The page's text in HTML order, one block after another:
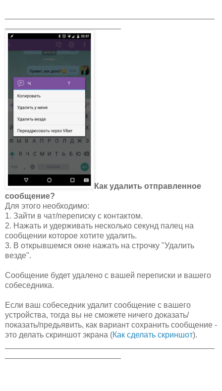
Как удалить отправленное
сообщение?
Для этого необходимо:
1. Зайти в чат/переписку с контактом.
2. Нажать и удерживать несколько секунд палец на
сообщении которое хотите удалить.
3. В открывшемся окне нажать на строчку "Удалить
везде".
Сообщение будет удалено с вашей переписки и вашего
собеседника.
Если ваш собеседник удалит сообщение с вашего
устройства, тогда вы не сможете ничего доказать/
показать/предьявить, как вариант сохранить сообщение -
это делать скриншот экрана (Как сделать скриншот).